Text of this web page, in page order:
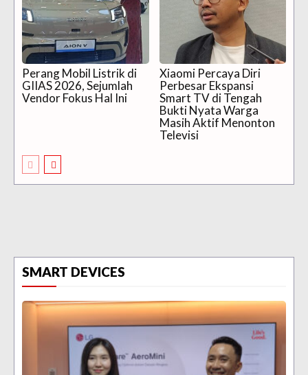
Perang Mobil Listrik di
GIIAS 2026, Sejumlah
Vendor Fokus Hal Ini
Xiaomi Percaya Diri
Perbesar Ekspansi
Smart TV di Tengah
Bukti Nyata Warga
Masih Aktif Menonton
Televisi
SMART DEVICES